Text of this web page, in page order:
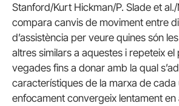
Stanford/Kurt Hickman/P. Slade et
compara canvis de moviment entre
d’assistència per veure quines són
altres similars a aquestes i repeteix
vegades fins a donar amb la qual
característiques de la marxa de cada
enfocament convergeix lentament en